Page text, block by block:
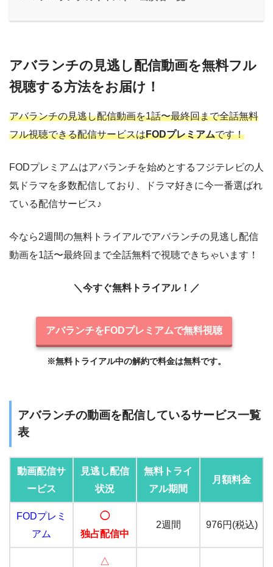
アバランチの見逃し配信動画を無料フル
視聴する方法をお届け！
アバランチの見逃し配信動画を1話〜最終回まで全話無料
フル視聴できる配信サービスはFODプレミアムです！
FODプレミアムはアバランチを始めとするフジテレビの人
気ドラマを多数配信しており、ドラマ好きに今一番選ばれ
ている配信サービス♪
今なら2週間の無料トライアルでアバランチの見逃し配信
動画を1話〜最終回まで全話無料で視聴できちゃいます！
＼今すぐ無料トライアル！／
アバランチをFODプレミアムで無料視聴
※無料トライアル中の解約で料金は無料です。
アバランチの動画を配信しているサービス一覧
表
動画配信サ
ービス
見逃し配信
状況
無料トライ
アル期間
月額料金
FODプレミ
アム
◯
独占配信中
2週間 976円(税込)
△